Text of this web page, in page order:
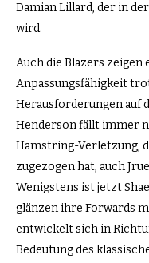
Damian Lillard, der in
wird.
Auch die Blazers
Anpassungsfähigkeit
Herausforderungen auf
Henderson fällt immer
Hamstring-Verletzung,
zugezogen hat, auch
Wenigstens ist jetzt
glänzen ihre Forwards
entwickelt sich in
Bedeutung des